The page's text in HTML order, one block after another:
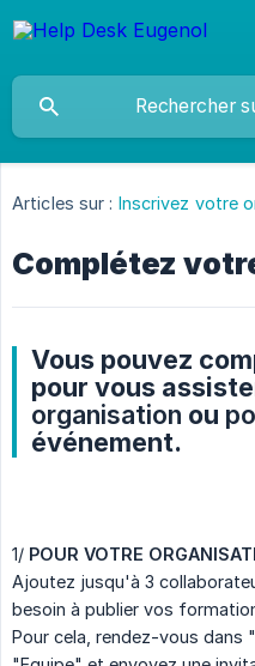
Articles sur : Inscrivez votre
Complétez
Vous pouvez
pour vous
organisation ou
événement.
1/ POUR VOTRE
Ajoutez jusqu'à 3
besoin à publier vos
Pour cela, rendez-vous dans